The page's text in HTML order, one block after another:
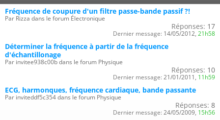
Fréquence de coupure d'un filtre passe-bande passif ?!
Par Rizza dans le forum Électronique
Réponses: 17
Dernier message: 14/05/2012, 21h58
Déterminer la fréquence à partir de la fréquence
d'échantillonage
Par invitee938c00b dans le forum Physique
Réponses: 10
Dernier message: 21/01/2011, 11h59
ECG, harmonques, fréquence cardiaque, bande passante
Par inviteddf5c354 dans le forum Physique
Réponses: 8
Dernier message: 24/05/2009, 15h56